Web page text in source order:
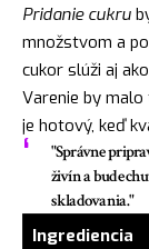
Pridanie cukru
množstvom a
cukor slúži aj
Varenie by
je hotový, keď
"Správne
živín a bude
skladovania."
Ingrediencia